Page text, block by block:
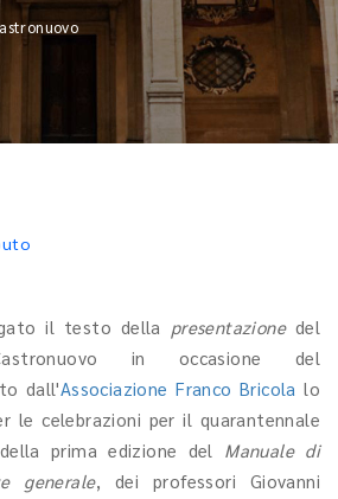
il testo della presentazionedel
in occasione del
dall'Associazione Franco Bricola lo
le celebrazioni per il quarantennale
prima edizione del Manuale di
generale, dei professori Giovanni